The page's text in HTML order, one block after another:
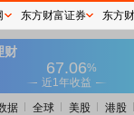
据 全球 美股 港股
东方财富证券 东方